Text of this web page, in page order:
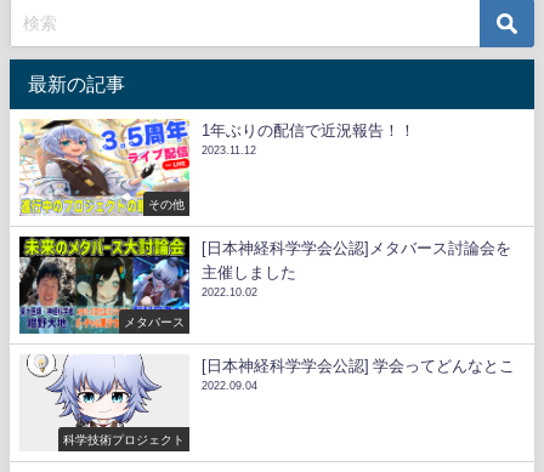
最新の記事
その他
1年ぶりの配信で近況報告！！
2023.11.12
メタバース
[日本神経科学学会公認]メタバース討論会を
主催しました
2022.10.02
科学技術プロジェクト
[日本神経科学学会公認] 学会ってどんなとこ
2022.09.04